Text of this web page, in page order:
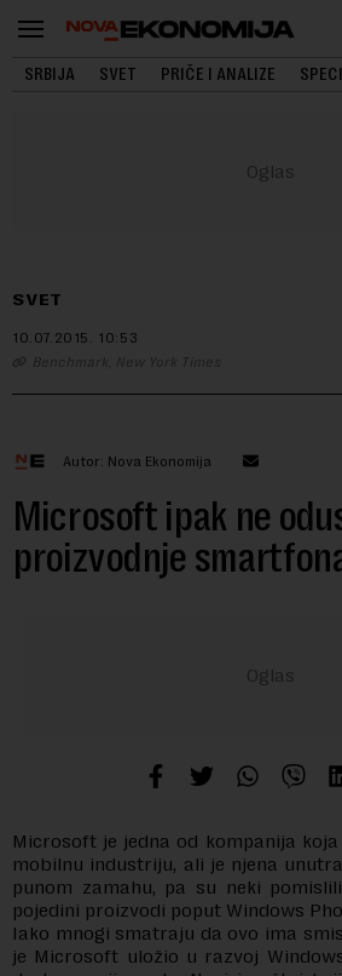
SRBIJA SVET PRIČE I ANALIZE
SVET
10.07.2015. 10:53
Benchmark, New York Times
Autor: Nova Ekonomija
Microsoft ipak ne
proizvodnje
Microsoft je jedna od kompanija
mobilnu industriju, ali je njena
punom zamahu, pa su neki
pojedini proizvodi poput Windows
Iako mnogi smatraju da ovo ima
je Microsoft uložio u razvoj